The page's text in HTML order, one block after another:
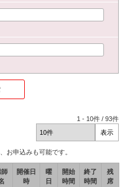
1 - 10件 /93件
お申込みも可能です。
師
開催日
時
曜
日
開始
時間
終了
時間
残
席